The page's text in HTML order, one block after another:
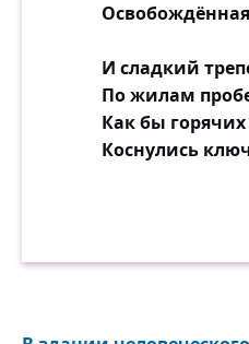
И сладкий
По жилам
Как бы горячих
Коснулись